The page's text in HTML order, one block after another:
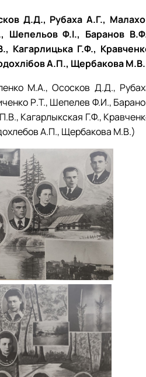
Д.Д., Рубаха А.Г.,
Шепельов Ф.І., Баранов
Кагарлицька Г.Ф.,
А.П., Щербакова М.В.
М.А., Ососков Д.Д.,
Р.Т., Шепелев Ф.И.,
Кагарлыкская Г.Ф.,
А.П., Щербакова М.В.)